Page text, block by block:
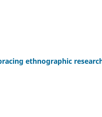
ethnographic